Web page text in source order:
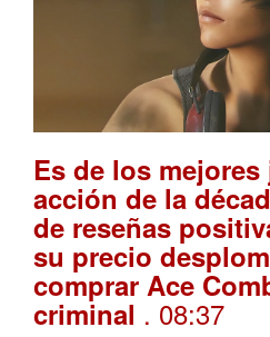
Es de los
acción de la
de reseñas
su precio
comprar Ace
criminal . 08:37